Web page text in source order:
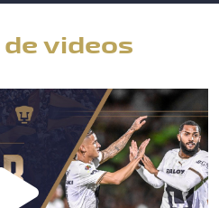
videos